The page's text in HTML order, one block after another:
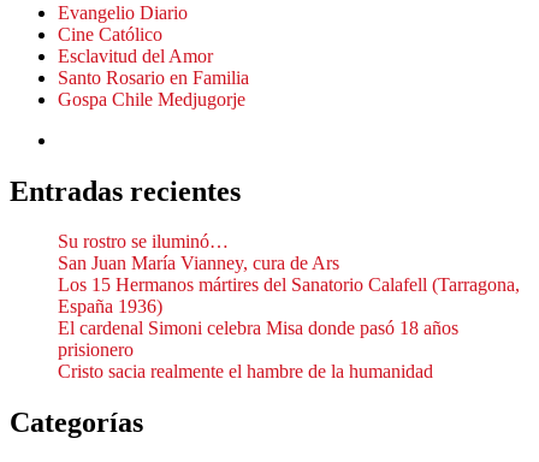
Evangelio Diario
Cine Católico
Esclavitud del Amor
Santo Rosario en Familia
Gospa Chile Medjugorje
Entradas recientes
Su rostro se iluminó…
San Juan María Vianney, cura de Ars
Los 15 Hermanos mártires del Sanatorio Calafell (Tarragona,
España 1936)
El cardenal Simoni celebra Misa donde pasó 18 años
prisionero
Cristo sacia realmente el hambre de la humanidad
Categorías